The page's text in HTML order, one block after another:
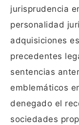
jurisprudencia
personalidad
adquisiciones
precedentes
sentencias
emblemáticos
denegado el
sociedades